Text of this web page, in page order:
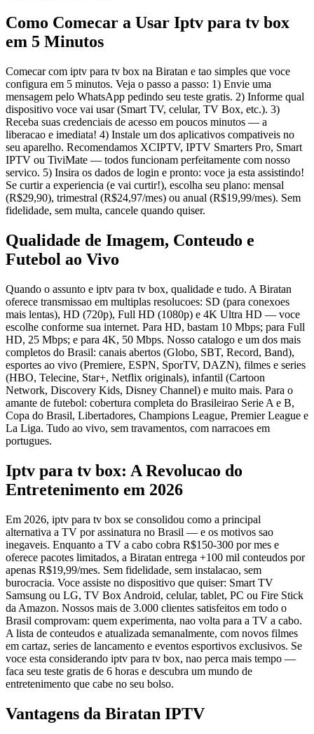
Como Comecar a Usar Iptv para tv box
em 5 Minutos
Comecar com iptv para tv box na Biratan e tao simples que voce
configura em 5 minutos. Veja o passo a passo: 1) Envie uma
mensagem pelo WhatsApp pedindo seu teste gratis. 2) Informe qual
dispositivo voce vai usar (Smart TV, celular, TV Box, etc.). 3)
Receba suas credenciais de acesso em poucos minutos — a
liberacao e imediata! 4) Instale um dos aplicativos compativeis no
seu aparelho. Recomendamos XCIPTV, IPTV Smarters Pro, Smart
IPTV ou TiviMate — todos funcionam perfeitamente com nosso
servico. 5) Insira os dados de login e pronto: voce ja esta assistindo!
Se curtir a experiencia (e vai curtir!), escolha seu plano: mensal
(R$29,90), trimestral (R$24,97/mes) ou anual (R$19,99/mes). Sem
fidelidade, sem multa, cancele quando quiser.
Qualidade de Imagem, Conteudo e
Futebol ao Vivo
Quando o assunto e iptv para tv box, qualidade e tudo. A Biratan
oferece transmissao em multiplas resolucoes: SD (para conexoes
mais lentas), HD (720p), Full HD (1080p) e 4K Ultra HD — voce
escolhe conforme sua internet. Para HD, bastam 10 Mbps; para Full
HD, 25 Mbps; e para 4K, 50 Mbps. Nosso catalogo e um dos mais
completos do Brasil: canais abertos (Globo, SBT, Record, Band),
esportes ao vivo (Premiere, ESPN, SporTV, DAZN), filmes e series
(HBO, Telecine, Star+, Netflix originals), infantil (Cartoon
Network, Discovery Kids, Disney Channel) e muito mais. Para o
amante de futebol: cobertura completa do Brasileirao Serie A e B,
Copa do Brasil, Libertadores, Champions League, Premier League e
La Liga. Tudo ao vivo, sem travamentos, com narracoes em
portugues.
Iptv para tv box: A Revolucao do
Entretenimento em 2026
Em 2026, iptv para tv box se consolidou como a principal
alternativa a TV por assinatura no Brasil — e os motivos sao
inegaveis. Enquanto a TV a cabo cobra R$150-300 por mes e
oferece pacotes limitados, a Biratan entrega +100 mil conteudos por
apenas R$19,99/mes. Sem fidelidade, sem instalacao, sem
burocracia. Voce assiste no dispositivo que quiser: Smart TV
Samsung ou LG, TV Box Android, celular, tablet, PC ou Fire Stick
da Amazon. Nossos mais de 3.000 clientes satisfeitos em todo o
Brasil comprovam: quem experimenta, nao volta para a TV a cabo.
A lista de conteudos e atualizada semanalmente, com novos filmes
em cartaz, series de lancamento e eventos esportivos exclusivos. Se
voce esta considerando iptv para tv box, nao perca mais tempo —
faca seu teste gratis de 6 horas e descubra um mundo de
entretenimento que cabe no seu bolso.
Vantagens da Biratan IPTV